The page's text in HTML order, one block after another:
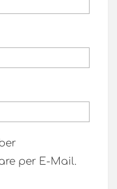
per E-Mail.